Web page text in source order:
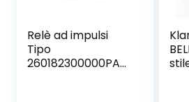
Relè ad impulsi
Tipo
260182300000PAS